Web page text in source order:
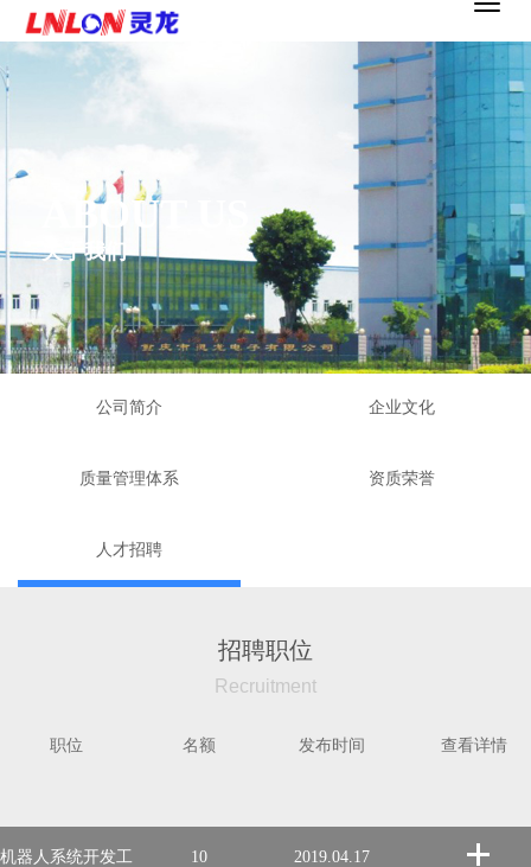
ABOUT US
关于我们
公司简介 企业文化
质量管理体系 资质荣誉
人才招聘
招聘职位
Recruitment
职位 名额 发布时间 查看详情
机器人系统开发工 10 2019.04.17